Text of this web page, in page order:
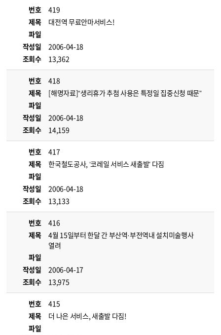
번호
419
제목
대전역 무료안마서비스!
파일
작성일
2006-04-18
조회수
13,362
번호
418
제목
[해명자료]“생리휴가 추첨 사용은 특정일 집중신청 때문”
파일
작성일
2006-04-18
조회수
14,159
번호
417
제목
한국철도공사, ‘코레일 서비스 새출발’ 다짐
파일
작성일
2006-04-18
조회수
13,133
번호
416
제목
4월 15일부터 한달 간 부산역·부전역내 설치미술행사
열려
파일
작성일
2006-04-17
조회수
13,975
번호
415
제목
더 나은 서비스, 새출발 다짐!
파일